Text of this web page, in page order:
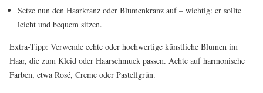
Setze nun den Haarkranz oder Blumenkranz auf – wichtig: er sollte
leicht und bequem sitzen.
Extra-Tipp: Verwende echte oder hochwertige künstliche Blumen im
Haar, die zum Kleid oder Haarschmuck passen. Achte auf harmonische
Farben, etwa Rosé, Creme oder Pastellgrün.